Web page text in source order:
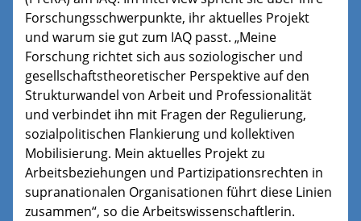
Forschungsschwerpunkte, ihr aktuelles Projekt
und warum sie gut zum IAQ passt. „Meine
Forschung richtet sich aus soziologischer und
gesellschaftstheoretischer Perspektive auf den
Strukturwandel von Arbeit und Professionalität
und verbindet ihn mit Fragen der Regulierung,
sozialpolitischen Flankierung und kollektiven
Mobilisierung. Mein aktuelles Projekt zu
Arbeitsbeziehungen und Partizipationsrechten in
supranationalen Organisationen führt diese Linien
zusammen“, so die Arbeitswissenschaftlerin.